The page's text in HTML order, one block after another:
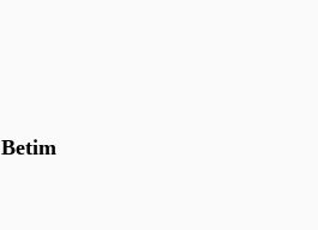
Betim